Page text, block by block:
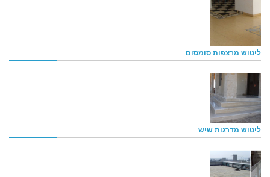
ליטוש מרצפות סומסום
ליטוש מדרגות שיש